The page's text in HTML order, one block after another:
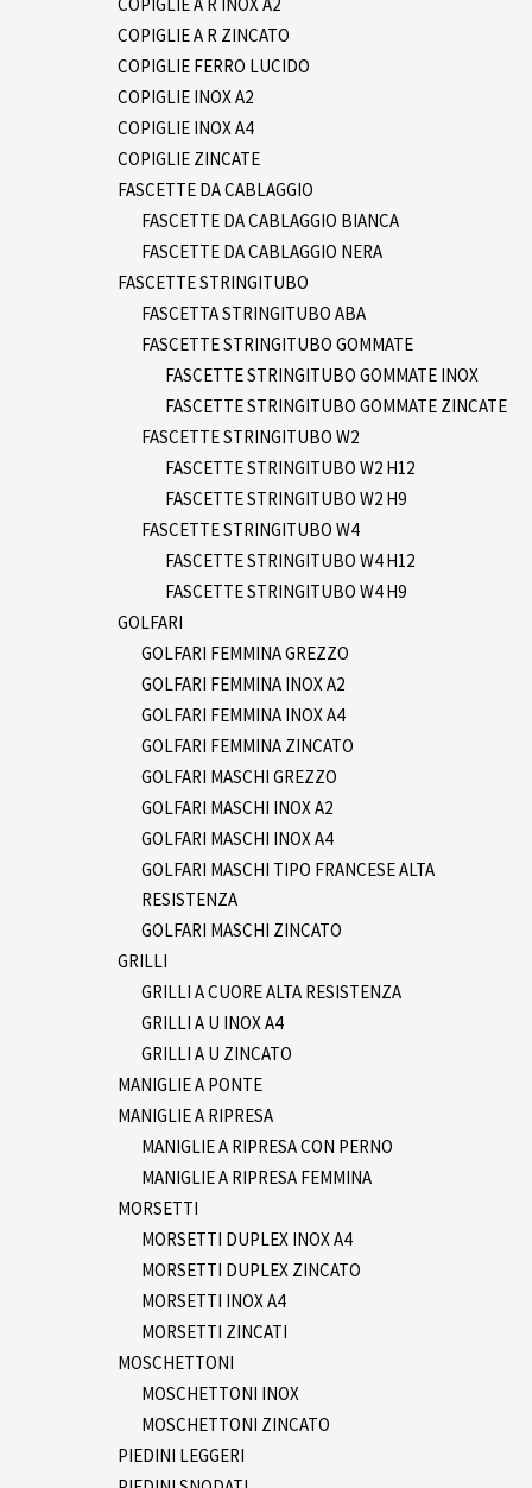
COPIGLIE A R ZINCATO
COPIGLIE FERRO LUCIDO
COPIGLIE INOX A2
COPIGLIE INOX A4
COPIGLIE ZINCATE
FASCETTE DA CABLAGGIO
FASCETTE DA CABLAGGIO BIANCA
FASCETTE DA CABLAGGIO NERA
FASCETTE STRINGITUBO
FASCETTA STRINGITUBO ABA
FASCETTE STRINGITUBO GOMMATE
FASCETTE STRINGITUBO GOMMATE INOX
FASCETTE STRINGITUBO GOMMATE ZINCATE
FASCETTE STRINGITUBO W2
FASCETTE STRINGITUBO W2 H12
FASCETTE STRINGITUBO W2 H9
FASCETTE STRINGITUBO W4
FASCETTE STRINGITUBO W4 H12
FASCETTE STRINGITUBO W4 H9
GOLFARI
GOLFARI FEMMINA GREZZO
GOLFARI FEMMINA INOX A2
GOLFARI FEMMINA INOX A4
GOLFARI FEMMINA ZINCATO
GOLFARI MASCHI GREZZO
GOLFARI MASCHI INOX A2
GOLFARI MASCHI INOX A4
GOLFARI MASCHI TIPO FRANCESE ALTA
RESISTENZA
GOLFARI MASCHI ZINCATO
GRILLI
GRILLI A CUORE ALTA RESISTENZA
GRILLI A U INOX A4
GRILLI A U ZINCATO
MANIGLIE A PONTE
MANIGLIE A RIPRESA
MANIGLIE A RIPRESA CON PERNO
MANIGLIE A RIPRESA FEMMINA
MORSETTI
MORSETTI DUPLEX INOX A4
MORSETTI DUPLEX ZINCATO
MORSETTI INOX A4
MORSETTI ZINCATI
MOSCHETTONI
MOSCHETTONI INOX
MOSCHETTONI ZINCATO
PIEDINI LEGGERI